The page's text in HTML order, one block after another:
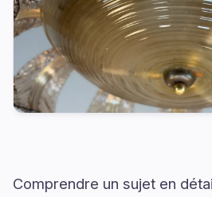
Comprendre un sujet en